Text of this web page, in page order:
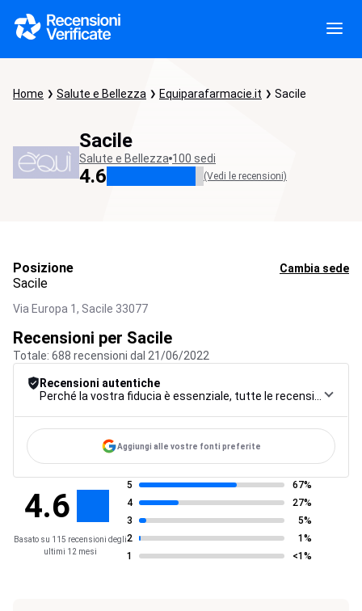
Home Salute e Bellezza Equiparafarmacie.it Sacile
Sacile
Salute e Bellezza 100 sedi
4.6 (Vedi le recensioni)
Posizione Cambia sede
Sacile
Via Europa 1, Sacile 33077
Recensioni per Sacile
Totale: 688 recensioni dal 21/06/2022
Recensioni autentiche
Aggiungi alle vostre fonti preferite
4.6
Basato su 115 recensioni degli
ultimi 12 mesi
5
67%
4
27%
3
5%
2
1%
1
<1%